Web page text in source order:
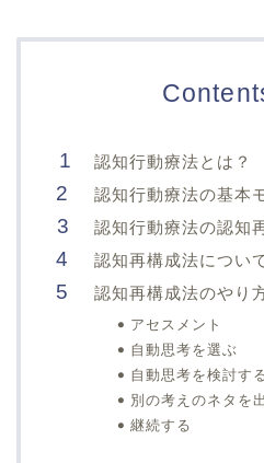
認知行動療法とは？
認知行動療法の基本
認知行動療法の認知
認知再構成法につい
認知再構成法のやり
アセスメント
自動思考を選ぶ
自動思考を検討す
別の考えのネタを
継続する